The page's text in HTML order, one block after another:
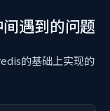
遇到的问题
的基础上实现的